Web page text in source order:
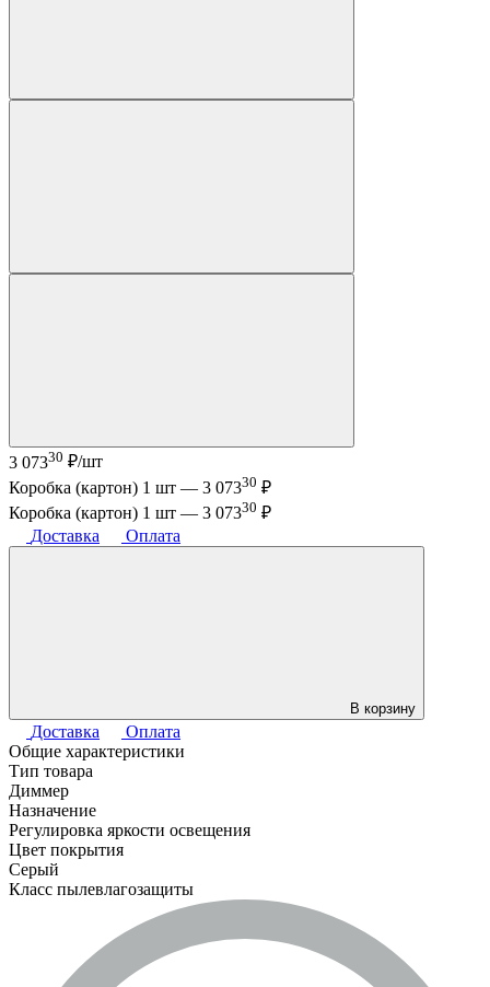
3 07330 ₽/шт
Коробка (картон) 1 шт — 3 07330 ₽
Коробка (картон) 1 шт — 3 07330 ₽
Доставка
Оплата
В корзину
Доставка
Оплата
Общие характеристики
Тип товара
Диммер
Назначение
Регулировка яркости освещения
Цвет покрытия
Серый
Класс пылевлагозащиты